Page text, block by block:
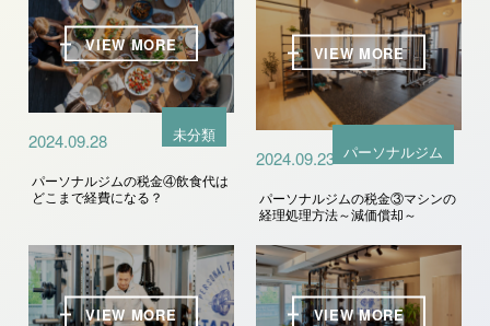
VIEW MORE
2024.09.28 未分類
パーソナルジムの税金④飲食代は
どこまで経費になる？
VIEW MORE
2024.09.23 パーソナルジム
パーソナルジムの税金③マシンの
経理処理方法～減価償却～
VIEW MORE VIEW MORE